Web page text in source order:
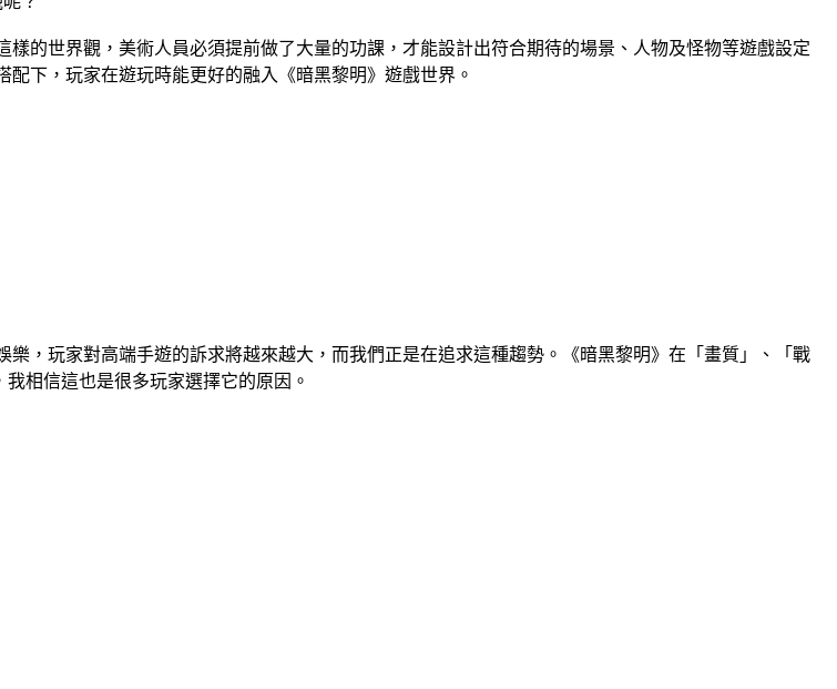
的世界觀，美術人員必須提前做了大量的功課，才能設計出符合期待的場景、人物及怪物等遊戲設定
下，玩家在遊玩時能更好的融入《暗黑黎明》遊戲世界。
，玩家對高端手遊的訴求將越來越大，而我們正是在追求這種趨勢。《暗黑黎明》在「畫質」、「戰
相信這也是很多玩家選擇它的原因。